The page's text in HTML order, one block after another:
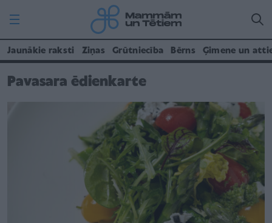
Jaunākie raksti Ziņas Grūtniecība Bērns Ģimene un
Pavasara ēdienkarte